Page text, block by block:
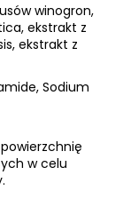
winogron,
ekstrakt z
ekstrakt z
Sodium
w celu